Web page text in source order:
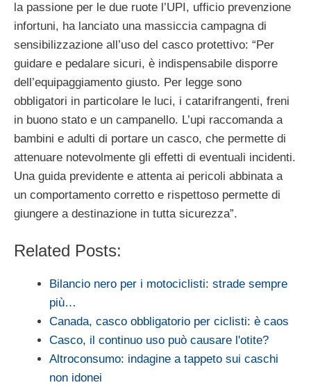
la passione per le due ruote l’UPI, ufficio prevenzione
infortuni, ha lanciato una massiccia campagna di
sensibilizzazione all’uso del casco protettivo: “Per
guidare e pedalare sicuri, è indispensabile disporre
dell’equipaggiamento giusto. Per legge sono
obbligatori in particolare le luci, i catarifrangenti, freni
in buono stato e un campanello. L’upi raccomanda a
bambini e adulti di portare un casco, che permette di
attenuare notevolmente gli effetti di eventuali incidenti.
Una guida previdente e attenta ai pericoli abbinata a
un comportamento corretto e rispettoso permette di
giungere a destinazione in tutta sicurezza”.
Related Posts:
Bilancio nero per i motociclisti: strade sempre
più…
Canada, casco obbligatorio per ciclisti: è caos
Casco, il continuo uso può causare l'otite?
Altroconsumo: indagine a tappeto sui caschi
non idonei